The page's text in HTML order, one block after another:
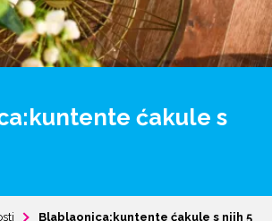
ćakule s
Blablaonica:kuntente ćakule s njih 5